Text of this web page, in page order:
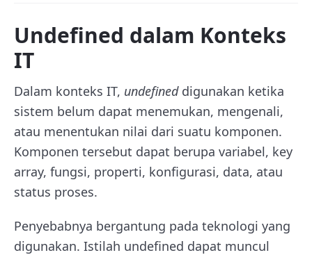
Undefined dalam Konteks
IT
Dalam konteks IT, undefineddigunakan ketika
sistem belum dapat menemukan, mengenali,
atau menentukan nilai dari suatu komponen.
Komponen tersebut dapat berupa variabel, key
array, fungsi, properti, konfigurasi, data, atau
status proses.
Penyebabnya bergantung pada teknologi yang
digunakan. Istilah undefined dapat muncul